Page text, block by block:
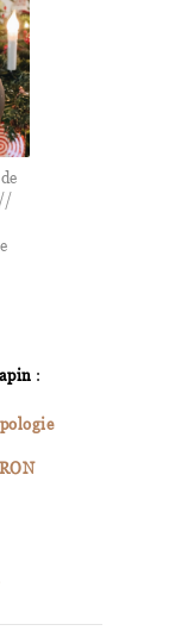
: